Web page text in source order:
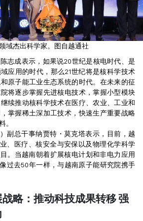
域杰出科学家。图自越通社
志成表示，如果说20世纪是核电时代、是
应用的时代，那么21世纪将是核科学技术
原子能工业生态系统的时代。在未来的征
将逐步掌握先进核电技术，掌握小型模块
续推动核科学技术在医疗、农业、工业和
掌握稀土深加工技术，快速生产重要战略
。
副总干事纳贾特・莫克塔表示，目前，越
、医疗、核安全与安保以及物理化学科学
。当越南朝着扩展核电计划和非电力应用
过去50年一样，与越南原子能研究院携手
略：推动科技成果转移 强